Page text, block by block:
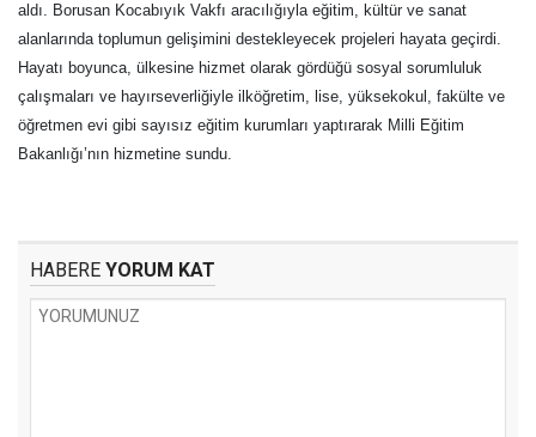
aldı. Borusan Kocabıyık Vakfı aracılığıyla eğitim, kültür ve sanat
alanlarında toplumun gelişimini destekleyecek projeleri hayata geçirdi.
Hayatı boyunca, ülkesine hizmet olarak gördüğü sosyal sorumluluk
çalışmaları ve hayırseverliğiyle ilköğretim, lise, yüksekokul, fakülte ve
öğretmen evi gibi sayısız eğitim kurumları yaptırarak Milli Eğitim
Bakanlığı’nın hizmetine sundu.
HABERE YORUM KAT